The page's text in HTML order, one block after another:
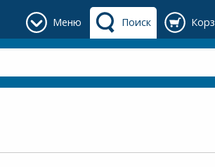
Меню Поиск